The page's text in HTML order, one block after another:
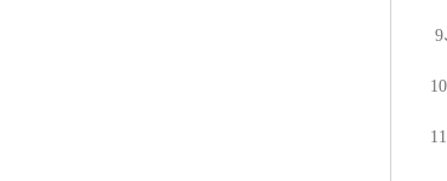
9
10
11